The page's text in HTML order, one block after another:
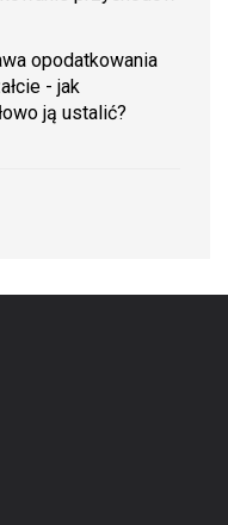
opodatkowania
- jak
ją ustalić?